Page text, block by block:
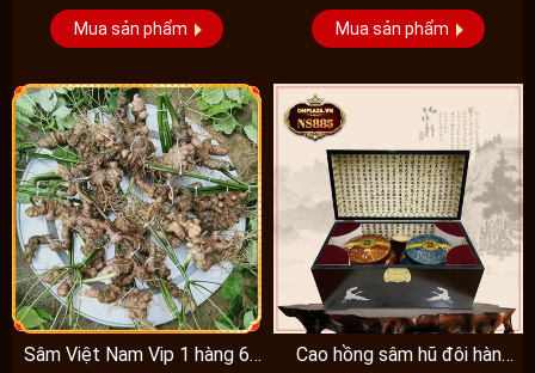
Mua sản phẩm Mua sản phẩm
Sâm Việt Nam Vip 1 hàng 6
Cao hồng sâm hũ đôi hàn